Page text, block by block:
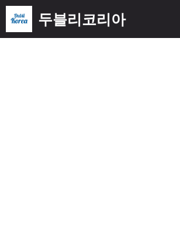
Skip
content
두블리코리아